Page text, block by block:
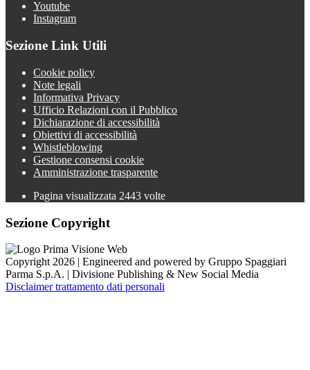
Youtube
Instagram
Sezione Link Utili
Cookie policy
Note legali
Informativa Privacy
Ufficio Relazioni con il Pubblico
Dichiarazione di accessibilità
Obiettivi di accessibilità
Whistleblowing
Gestione consensi cookie
Amministrazione trasparente
Pagina visualizzata 2443 volte
Sezione Copyright
Copyright 2026 | Engineered and powered by Gruppo Spaggiari
Parma S.p.A. | Divisione Publishing & New Social Media
Disclaimer trattamento dati personali